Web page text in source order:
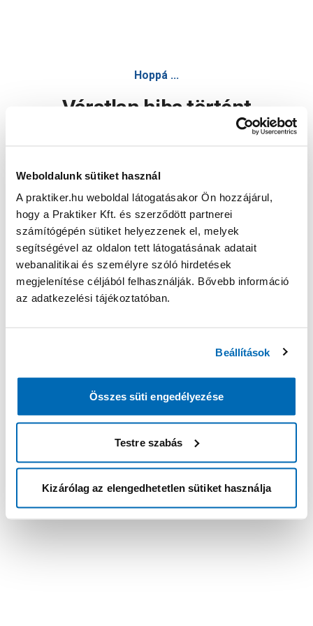
Weboldalunk sütiket használ
A praktiker.hu weboldal látogatásakor Ön hozzájárul,
hogy a Praktiker Kft. és szerződött partnerei
számítógépén sütiket helyezzenek el, melyek
segítségével az oldalon tett látogatásának adatait
webanalitikai és személyre szóló hirdetések
megjelenítése céljából felhasználják. Bővebb információ
az adatkezelési tájékoztatóban.
Beállítások
Összes süti engedélyezése
Testre szabás
Kizárólag az elengedhetetlen sütiket használja
Hoppá ...
Váratlan hiba történt
Oldal újratöltése